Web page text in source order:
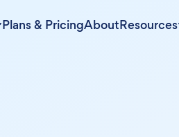
Plans & PricingAboutResources